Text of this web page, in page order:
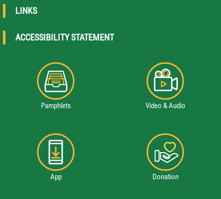
LINKS
ACCESSIBILITY STATEMENT
Pamphlets Video & Audio
App Donation